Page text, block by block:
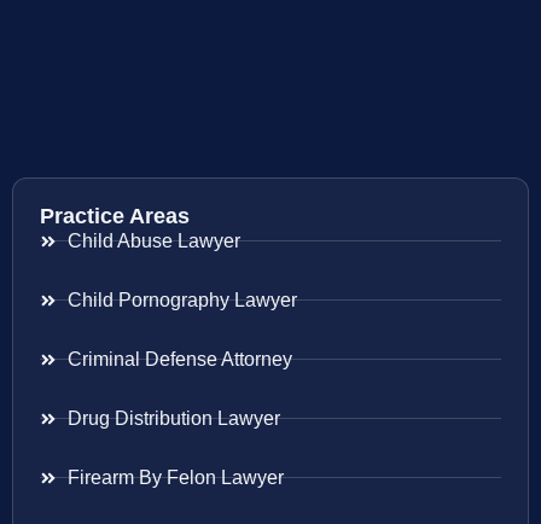
Practice Areas
Child Abuse Lawyer
Child Pornography Lawyer
Criminal Defense Attorney
Drug Distribution Lawyer
Firearm By Felon Lawyer